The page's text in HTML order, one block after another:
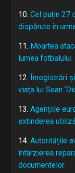
10. Cel puțin 27
dispărute în
11. Moartea
lumea fotbalului
12. Înregistrări
viața lui Sean
13. Agențiile
extinderea
14. Autoritățile
întârzierea
documentelor